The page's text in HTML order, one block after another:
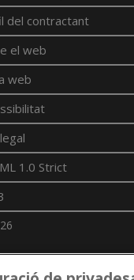
del contractant
el web
web
1.0 Strict